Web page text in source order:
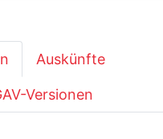
Auskünfte
Versionen